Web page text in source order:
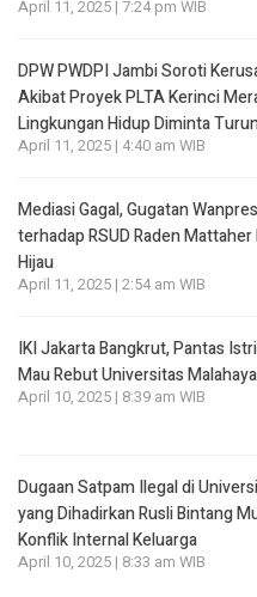
April 11, 2025 | 7:24 pm WIB
DPW PWDPI Jambi Soroti
Akibat Proyek PLTA Kerinci
Lingkungan Hidup Diminta
April 11, 2025 | 4:40 am WIB
Mediasi Gagal, Gugatan
terhadap RSUD Raden
Hijau
April 11, 2025 | 2:54 am WIB
IKI Jakarta Bangkrut, Pantas
Mau Rebut Universitas
April 10, 2025 | 8:39 am WIB
Dugaan Satpam Ilegal di
yang Dihadirkan Rusli Bintang
Konflik Internal Keluarga
April 10, 2025 | 8:33 am WIB